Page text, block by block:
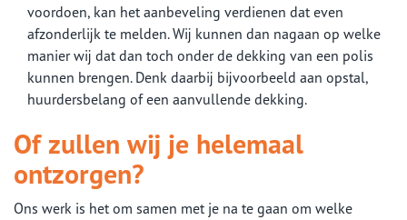
voordoen, kan het aanbeveling verdienen dat even
afzonderlijk te melden. Wij kunnen dan nagaan op welke
manier wij dat dan toch onder de dekking van een polis
kunnen brengen. Denk daarbij bijvoorbeeld aan opstal,
huurdersbelang of een aanvullende dekking.
Of zullen wij je helemaal
ontzorgen?
Ons werk is het om samen met je na te gaan om welke